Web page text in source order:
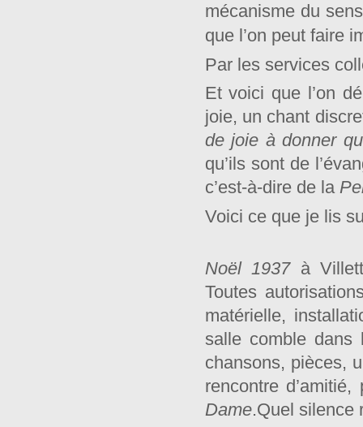
mécanisme du
que l’on peut faire
Par les services
Et voici que l’on
joie, un chant
de joie à donner
qu’ils sont de
c’est-à-dire de la
Voici ce que je lis
Noël 1937 à
Toutes
matérielle,
salle comble dans
chansons, pièces,
rencontre
Dame.Quel silence